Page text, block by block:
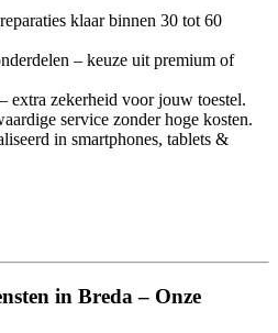
klaar binnen 30 tot 60
– keuze uit premium of
extra zekerheid voor jouw toestel.
service zonder hoge kosten.
in smartphones, tablets &
in Breda – Onze